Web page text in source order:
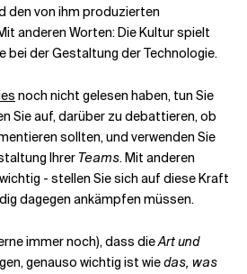
den von ihm produzierten
anderen Worten: Die Kultur spielt
bei der Gestaltung der Technologie.
noch nicht gelesen haben, tun Sie
Sie auf, darüber zu debattieren, ob
sollten, und verwenden Sie
Ihrer Teams. Mit anderen
- stellen Sie sich auf diese Kraft
dagegen ankämpfen müssen.
immer noch), dass dieArt und
genauso wichtig ist wiedas, was